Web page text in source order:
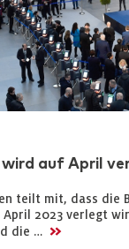
wird auf April
teilt mit, dass die
April 2023 verlegt
die … >>